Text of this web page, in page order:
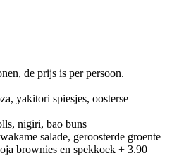
de prijs is per persoon.
yakitori spiesjes, oosterse
nigiri, bao buns
salade, geroosterde groente
brownies en spekkoek + 3.90